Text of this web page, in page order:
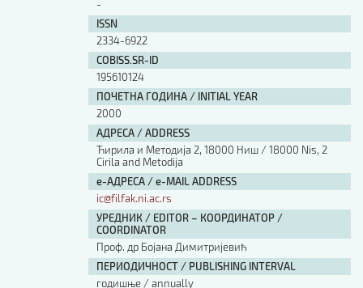
-
ISSN
2334-6922
COBISS.SR-ID
195610124
ПОЧЕТНА ГОДИНА / INITIAL YEAR
2000
АДРЕСА / ADDRESS
Ћирила и Методија 2, 18000 Ниш / 18000 Nis, 2
Cirila and Metodija
е-АДРЕСА / e-MAIL ADDRESS
ic@filfak.ni.ac.rs
УРЕДНИК / EDITOR – КООРДИНАТОР /
COORDINATOR
Проф. др Бојана Димитријевић
ПЕРИОДИЧНОСТ / PUBLISHING INTERVAL
годишње / annually